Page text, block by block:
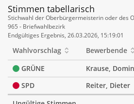
Stimmen tabellarisch
Stimmen
tabellarisch
Stichwahl der Oberbürgermeisterin oder des
965 - Briefwahlbezirk
Endgültiges Ergebnis, 26.03.2026, 15:19:01
Wahlvorschlag Bewerbende
GRÜNE
Krause,
SPD
Reiter, Dieter